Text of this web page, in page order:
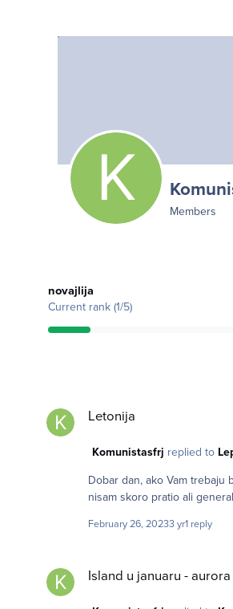
Members
novajlija
Current rank (1/5)
Letonija
Komunistasfrj replied to
Dobar dan, ako Vam trebaju
nisam skoro pratio ali
February 26, 20233 yr1 reply
Island u januaru -